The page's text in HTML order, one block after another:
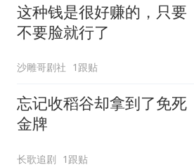
这种钱是很好赚的，只要
不要脸就行了
沙雕哥剧社 1跟贴
忘记收稻谷却拿到了免死
金牌
长歌追剧 1跟贴